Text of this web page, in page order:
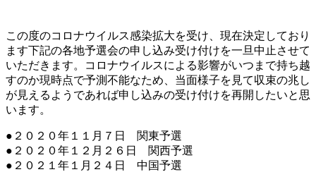
この度のコロナウイルス感染拡大を受け、現在決定しており
ます下記の各地予選会の申し込み受け付けを一旦中止させて
いただきます。コロナウイルスによる影響がいつまで持ち越
すのか現時点で予測不能なため、当面様子を見て収束の兆し
が見えるようであれば申し込みの受け付けを再開したいと思
います。
●２０２０年１１月７日 関東予選
●２０２０年１２月２６日 関西予選
●２０２１年１月２４日 中国予選